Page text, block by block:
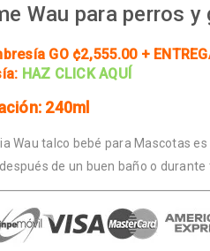
Wau para perros y
GO ¢2,555.00 +
HAZ CLICK AQUÍ
240ml
Wau talco bebé para Mascotas
de un buen baño o durante